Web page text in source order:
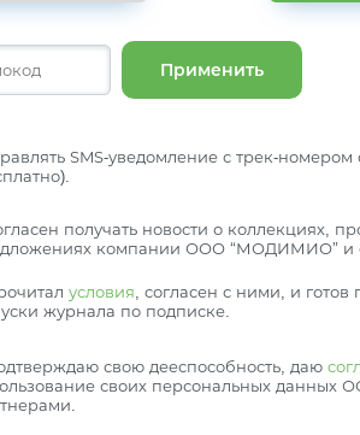
Применить
SMS-уведомление с трек-номером
получать новости о коллекциях,
компании ООО “МОДИМИО” и
условия , согласен с ними, и
журнала по подписке.
свою дееспособность, даю
своих персональных